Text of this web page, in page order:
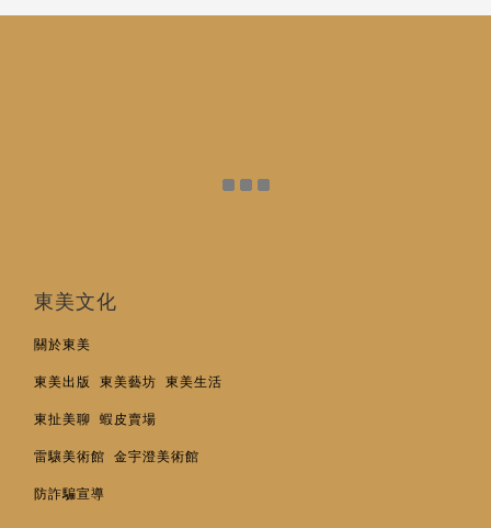
東美文化
關於東美
東美出版 東美藝坊 東美生活
東扯美聊 蝦皮賣場
雷驤美術館 金宇澄美術館
防詐騙宣導